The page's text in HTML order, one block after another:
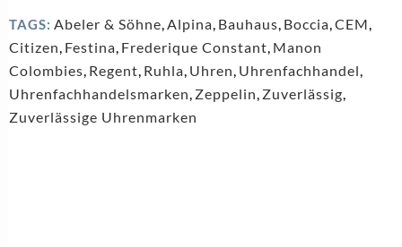
TAGS: Abeler & Söhne,Alpina, Bauhaus, Boccia,CEM,
Citizen, Festina, Frederique Constant, Manon
Colombies, Regent, Ruhla, Uhren, Uhrenfachhandel,
Uhrenfachhandelsmarken, Zeppelin, Zuverlässig,
Zuverlässige Uhrenmarken